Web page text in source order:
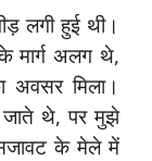
लगी हुई थी।
मार्ग अलग थे,
मिला।
थे, पर मुझे
के मेले में